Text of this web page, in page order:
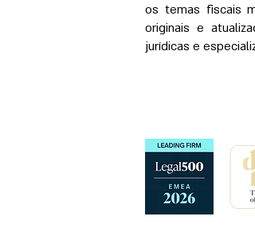
os temas fiscais
originais e
jurídicas e